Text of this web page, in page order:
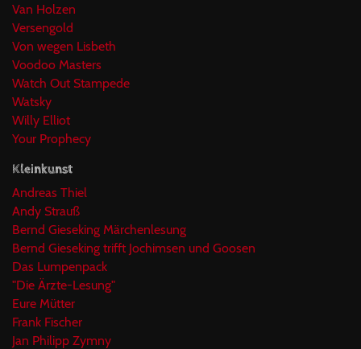
Van Holzen
Versengold
Von wegen Lisbeth
Voodoo Masters
Watch Out Stampede
Watsky
Willy Elliot
Your Prophecy
Kleinkunst
Andreas Thiel
Andy Strauß
Bernd Gieseking Märchenlesung
Bernd Gieseking trifft Jochimsen und Goosen
Das Lumpenpack
"Die Ärzte-Lesung"
Eure Mütter
Frank Fischer
Jan Philipp Zymny